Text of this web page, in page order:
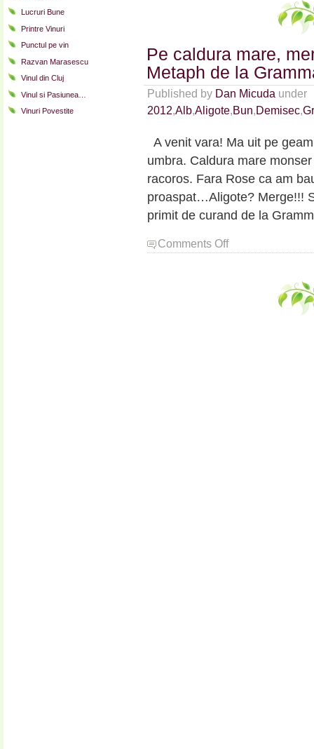
Lucruri Bune
Printre Vinuri
Punctul pe vin
Razvan Marasescu
Vinul din Cluj
Vinul si Pasiunea…
Vinuri Povestite
Pe caldura mare,
Metaph de la
Published by Dan Micuda under
2012,Alb,Aligote,Bun,Demisec,
A venit vara! Ma uit pe
umbra. Caldura mare
racoros. Fara Rose ca am
proaspat…Aligote? Merge!!!
primit de curand de la
Comments Offon
Pe